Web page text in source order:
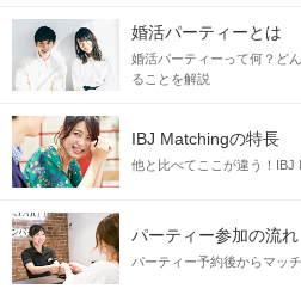
婚活パーティーとは
婚活パーティーって何？ど
ることを解説
IBJ Matchingの特長
他と比べてここが違う！IBJ
パーティー参加の流れ
パーティー予約後からマッ